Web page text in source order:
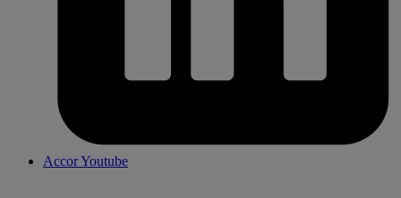
Accor Youtube